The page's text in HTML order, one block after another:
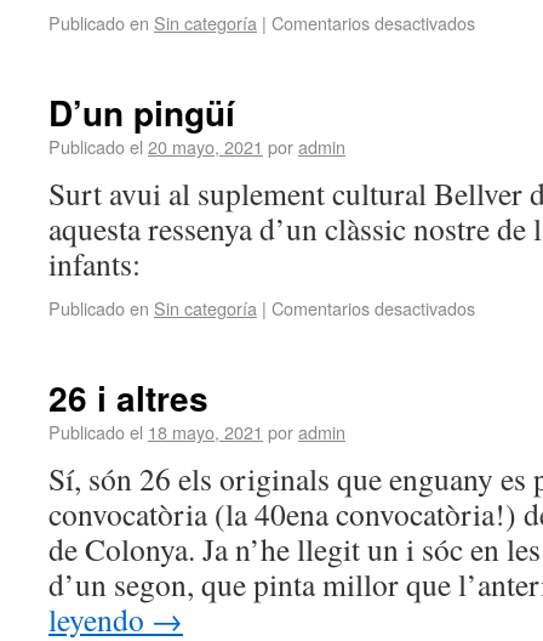
Publicado en Sin categoría | Comentarios desactivados
D’un pingüí
Publicado el 20 mayo, 2021 poradmin
Surt avui al suplement cultural Bellver
aquesta ressenya d’un clàssic nostre
infants:
Publicado en Sin categoría | Comentarios desactivados
26 i altres
Publicado el 18 mayo, 2021 poradmin
Sí, són 26 els originals que enguany es
convocatòria (la 40ena convocatòria!)
de Colonya. Ja n’he llegit un i sóc en
d’un segon, que pinta millor que
leyendo →